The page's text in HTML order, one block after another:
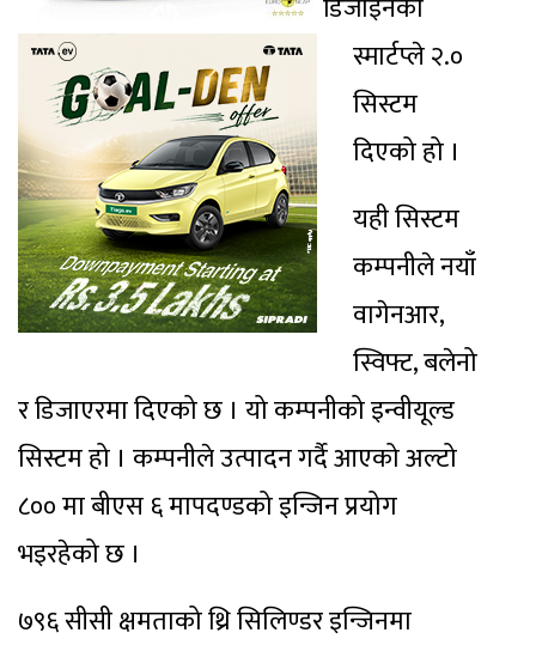
स्मार्टप्ले २.०
सिस्टम
दिएको हो ।
यही सिस्टम
कम्पनीले नयाँ
वागेनआर,
स्विफ्ट, बलेनो
र डिजाएरमा दिएको छ । यो कम्पनीको इन्वीयूल्ड
सिस्टम हो । कम्पनीले उत्पादन गर्दै आएको अल्टो
८०० मा बीएस ६ मापदण्डको इन्जिन प्रयोग
भइरहेको छ ।
७९६ सीसी क्षमताको थ्रि सिलिण्डर इन्जिनमा